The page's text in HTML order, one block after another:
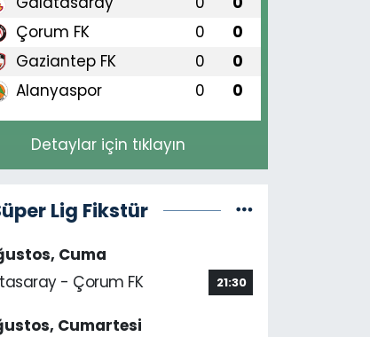
Çorum FK 0 0
Gaziantep FK 0 0
Alanyaspor 0 0
Detaylar için tıklayın
Lig Fikstür
Cuma
- Çorum FK
21:30
Cumartesi